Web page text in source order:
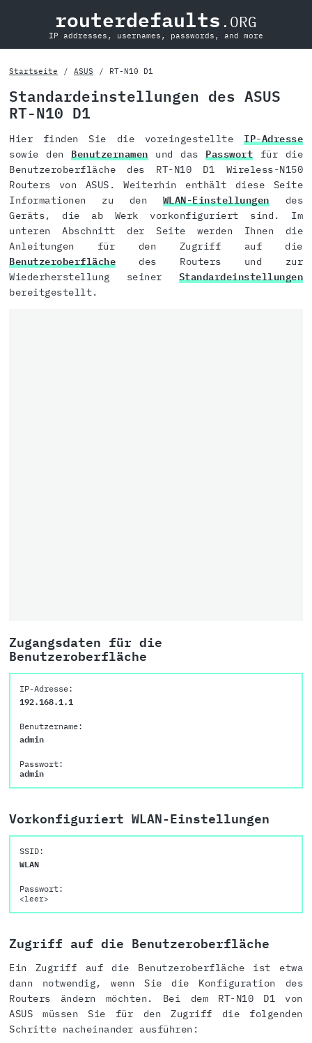
routerdefaults .ORG
IP addresses, usernames, passwords, and more
Startseite ASUS RT-N10 D1
Standardeinstellungen des ASUS
RT-N10 D1
Hier finden Sie die voreingestellte IP-Adresse
sowie den Benutzernamenund das Passwort für die
Benutzeroberfläche des RT-N10 D1 Wireless-N150
Routers von ASUS. Weiterhin enthält diese Seite
Informationen zu den WLAN-Einstellungendes
Geräts, die ab Werk vorkonfiguriert sind. Im
unteren Abschnitt der Seite werden Ihnen die
Anleitungen für den Zugriff auf die
Benutzeroberfläche des Routers und zur
Wiederherstellung seiner Standardeinstellungen
bereitgestellt.
Zugangsdaten für die
Benutzeroberfläche
IP-Adresse:
192.168.1.1
Benutzername:
admin
Passwort:
admin
Vorkonfiguriert WLAN-Einstellungen
SSID:
WLAN
Passwort:
<leer>
Zugriff auf die Benutzeroberfläche
Ein Zugriff auf die Benutzeroberfläche ist etwa
dann notwendig, wenn Sie die Konfiguration des
Routers ändern möchten. Bei dem RT-N10 D1 von
ASUS müssen Sie für den Zugriff die folgenden
Schritte nacheinander ausführen: